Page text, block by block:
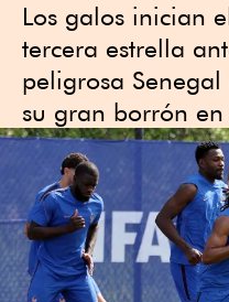
Los galos inician
tercera estrella
peligrosa
su gran borrón